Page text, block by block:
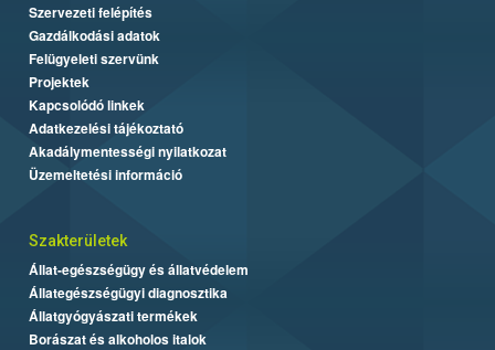
Szervezeti felépítés
Gazdálkodási adatok
Felügyeleti szervünk
Projektek
Kapcsolódó linkek
Adatkezelési tájékoztató
Akadálymentességi nyilatkozat
Üzemeltetési információ
Szakterületek
Állat-egészségügy és állatvédelem
Állategészségügyi diagnosztika
Állatgyógyászati termékek
Borászat és alkoholos italok